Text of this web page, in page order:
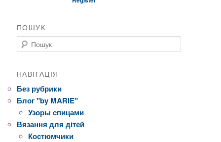
ПОШУК
Пошук
НАВІГАЦІЯ
Без рубрики
Блог "by MARIE"
Узоры спицами
Вязання для дітей
Костюмчики